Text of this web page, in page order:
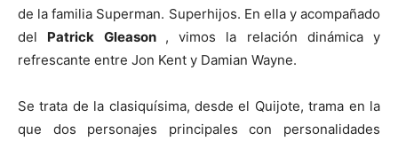
de la familia Superman. Superhijos. En ella y acompañado
del Patrick Gleason , vimos la relación dinámica y
refrescante entre Jon Kent y Damian Wayne.
Se trata de la clasiquísima, desde el Quijote, trama en la
que dos personajes principales con personalidades